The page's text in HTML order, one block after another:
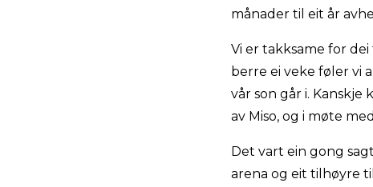
månader til eit år
Vi er takksame for
berre ei veke føler vi
vår son går i.
av Miso, og i møte
Det vart ein gong
arena og eit tilhøyre